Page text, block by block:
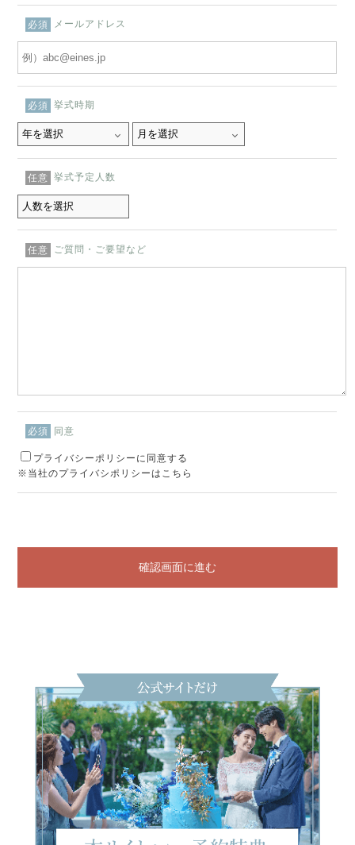
必須 メールアドレス
必須 挙式時期
任意 挙式予定人数
任意 ご質問・ご要望など
必須 同意
プライバシーポリシーに同意する
※当社のプライバシポリシーはこちら
確認画面に進む